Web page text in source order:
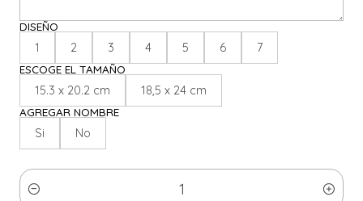
DISEÑO
1 2 3 4 5 6 7
ESCOGE EL TAMAÑO
15.3 x 20.2 cm 18,5 x 24 cm
AGREGAR NOMBRE
Si No